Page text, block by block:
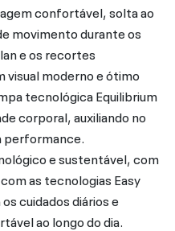
confortável, solta ao
movimento durante os
e os recortes
moderno e ótimo
tecnológica Equilibrium
corporal, auxiliando no
performance.
e sustentável, com
as tecnologias Easy
cuidados diários e
ao longo do dia.